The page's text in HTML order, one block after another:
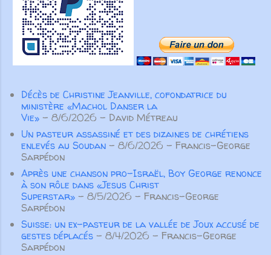
des liens au-delà des frontières,
soutenus par des amis des États-
Unis. Même nos fondateurs
anglophones ont choisi de servir
en français, montrant la force
service de l’Évangile. Aujourd’hui
encore, nos partenaires
demeurent essentiels. Aucune
œuvre ...
Subscribe
Décès de Christine Jeanville, cofondatrice du
ministère «Machol Danser la
Vie» - 8/6/2026 - David Métreau
Un pasteur assassiné et des dizaines de chrétiens
enlevés au Soudan - 8/6/2026 - Francis-George
Sarpédon
Après une chanson pro-Israël, Boy George renonce
à son rôle dans «Jesus Christ
Superstar» - 8/5/2026 - Francis-George
Sarpédon
Suisse: un ex-pasteur de la vallée de Joux accusé de
gestes déplacés - 8/4/2026 - Francis-George
Sarpédon